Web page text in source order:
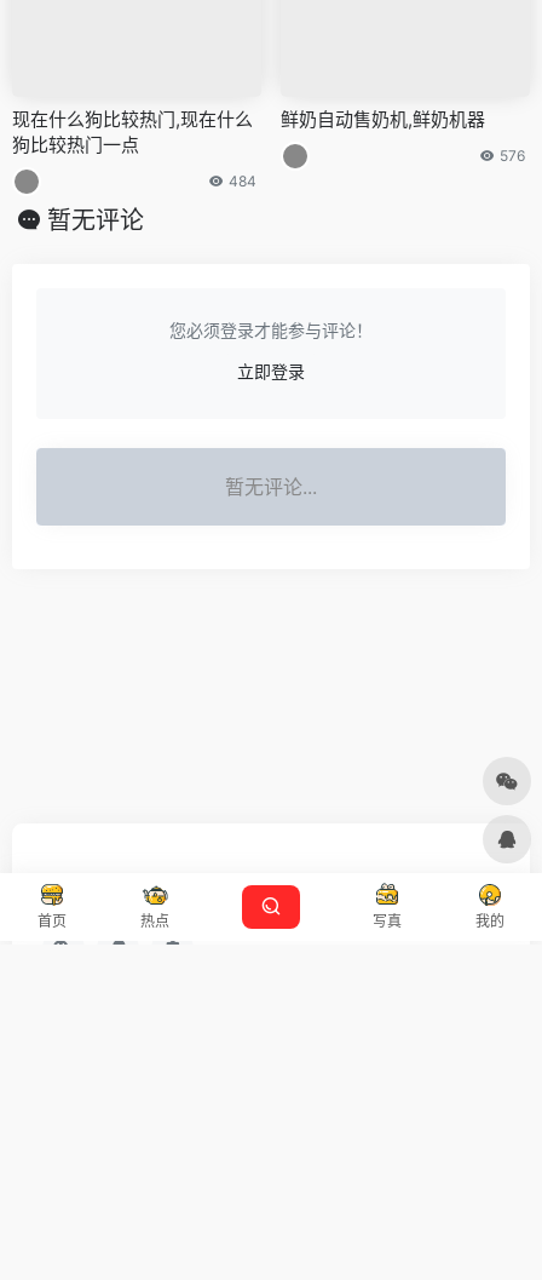
现在什么狗比较热门,现在什么
狗比较热门一点
484
鲜奶自动售奶机,鲜奶机器
576
暂无评论
您必须登录才能参与评论！
立即登录
暂无评论...
首页 热点 写真 我的
友链申请 免责声明 广告合作 设计师导航